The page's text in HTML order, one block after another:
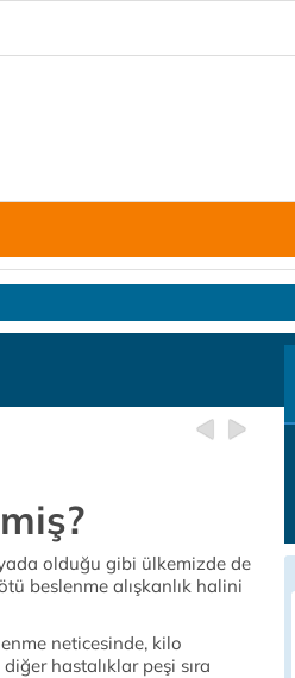
olduğu gibi ülkemizde de
beslenme alışkanlık halini
neticesinde, kilo
diğer hastalıklar peşi sıra